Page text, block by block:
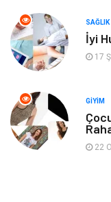
Cam
Sigorta
Bebek Giyim
Kına Gecesi
SAĞLIK
İyi
17
GIYIM
22